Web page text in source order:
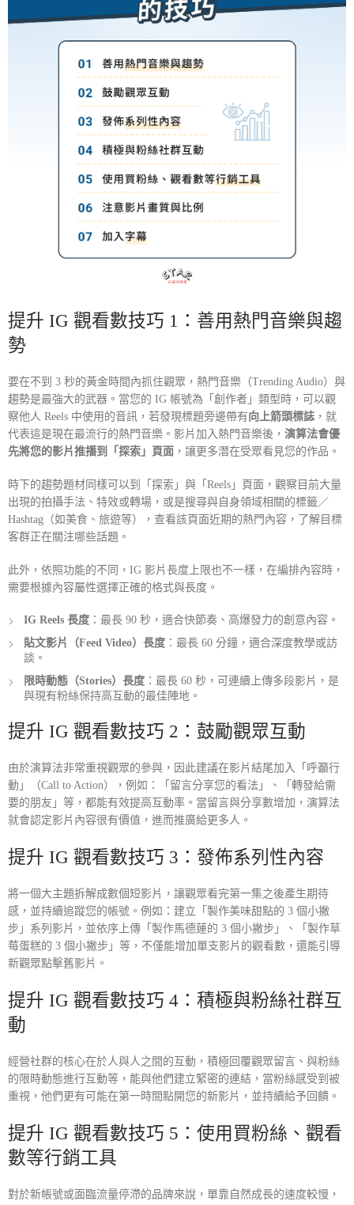
提升 IG 觀看數技巧 1：善用熱門音樂與趨
勢
要在不到 3 秒的黃金時間內抓住觀眾，熱門音樂（Trending Audio）與
趨勢是最強大的武器。當您的 IG 帳號為「創作者」類型時，可以觀
察他人 Reels 中使用的音訊，若發現標題旁邊帶有向上箭頭標誌 ，就
代表這是現在最流行的熱門音樂。影片加入熱門音樂後， 演算法會優
先將您的影片推播到「探索」頁面 ，讓更多潛在受眾看見您的作品。
時下的趨勢題材同樣可以到「探索」與「Reels」頁面，觀察目前大量
出現的拍攝手法、特效或轉場，或是搜尋與自身領域相關的標籤／
Hashtag（如美食、旅遊等），查看該頁面近期的熱門內容，了解目標
客群正在關注哪些話題。
此外，依照功能的不同， IG 影片長度 上限也不一樣，在編排內容時，
需要根據內容屬性選擇正確的格式與長度。
IG Reels 長度 ：最長 90 秒，適合快節奏、高爆發力的創意內容。
貼文影片（Feed Video）長度 ：最長 60 分鐘，適合深度教學或訪
談。
限時動態（Stories）長度 ：最長 60 秒，可連續上傳多段影片，是
與現有粉絲保持高互動的最佳陣地。
提升 IG 觀看數技巧 2：鼓勵觀眾互動
由於演算法非常重視觀眾的參與，因此建議在影片結尾加入「呼籲行
動」（Call to Action），例如：「留言分享您的看法」、「轉發給需
要的朋友」等，都能有效提高互動率。當留言與分享數增加，演算法
就會認定影片內容很有價值，進而推廣給更多人。
提升 IG 觀看數技巧 3：發佈系列性內容
將一個大主題拆解成數個短影片，讓觀眾看完第一集之後產生期待
感，並持續追蹤您的帳號。例如：建立「製作美味甜點的 3 個小撇
步」系列影片，並依序上傳「製作馬德蓮的 3 個小撇步」、「製作草
莓蛋糕的 3 個小撇步」等，不僅能增加單支影片的觀看數，還能引導
新觀眾點擊舊影片。
提升 IG 觀看數技巧 4：積極與粉絲社群互
動
經營社群的核心在於人與人之間的互動，積極回覆觀眾留言、與粉絲
的限時動態進行互動等，能與他們建立緊密的連結，當粉絲感受到被
重視，他們更有可能在第一時間點開您的新影片，並持續給予回饋。
提升 IG 觀看數技巧 5：使用買粉絲、觀看
數等行銷工具
對於新帳號或面臨流量停滯的品牌來說，單靠自然成長的速度較慢，